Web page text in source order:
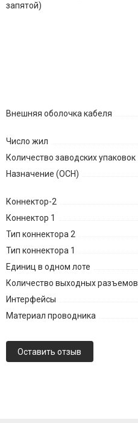
запятой)
Внешняя оболочка кабеля
Число жил
Количество заводских упаковок
Назначение (ОСН)
Коннектор-2
Коннектор 1
Тип коннектора 2
Тип коннектора 1
Единиц в одном лоте
Количество выходных разъемов
Интерфейсы
Материал проводника
Оставить отзыв